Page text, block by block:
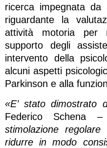
ricerca impegnata
riguardante la
attività motoria per
supporto degli
intervento della
alcuni aspetti
Parkinson e alla
«E’ stato dimostrato
Federico Schena
stimolazione regolare
ridurre in modo